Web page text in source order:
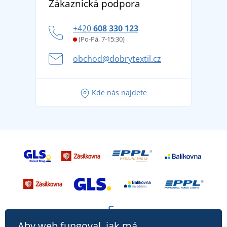
Potisk a výšivka
Věrnostní program BONTIS +
tradicí od roku 1976
Letní dobrodružství začíná balením aneb připravte
se na dovolenou bez starostí
Tipy na svěží outfity pro pohodové léto
Zákaznická podpora
+420608 330 123
(Po-Pá, 7-15:30)
obchod@dobrytextil.cz
Kde nás najdete